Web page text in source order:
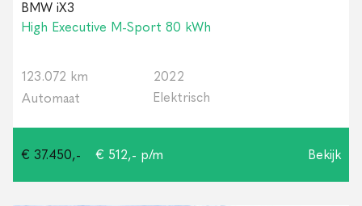
BMW iX3
High Executive M-Sport 80 kWh
123.072 km
2022
Automaat
Elektrisch
€ 37.450,- € 512,- p/m Bekijk